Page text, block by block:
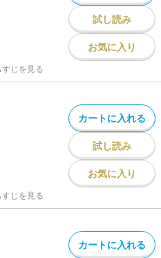
試し読み
お気に入り
すじを見る
カートに入れる
試し読み
お気に入り
すじを見る
カートに入れる